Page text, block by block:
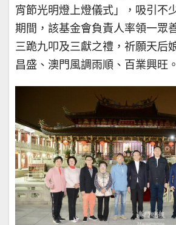
宵節光明燈上燈儀式」，吸引不
期間，該基金會負責人率領一眾
三跪九叩及三獻之禮，祈願天后
昌盛、澳門風調雨順、百業興旺。